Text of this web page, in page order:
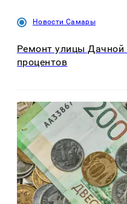
Новости Самары
Ремонт улицы
процентов